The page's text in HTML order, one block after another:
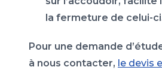
la fermeture de celui-
Pour une demande
à nous contacter, le devis